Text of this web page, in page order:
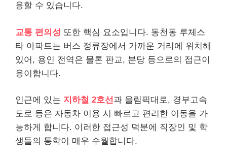
용할 수 있습니다.
교통 편의성 또한 핵심 요소입니다. 동천동 루체스
타 아파트는 버스 정류장에서 가까운 거리에 위치해
있어, 용인 전역은 물론 판교, 분당 등으로의 접근이
용이합니다.
인근에 있는 지하철 2호선과 올림픽대로, 경부고속
도로 등은 자동차 이용 시 빠르고 편리한 이동을 가
능하게 합니다. 이러한 접근성 덕분에 직장인 및 학
생들의 통학이 매우 수월합니다.